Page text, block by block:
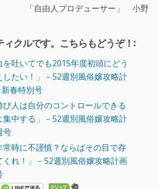
ロデューサー」 小野
ィクルです。こちらもどうぞ！:
を吐いてでも2015年度初頭にどう
したい！」－52週別風俗嬢攻略計
春特別号
び人は自分のコントロールできる
集中する」－52週別風俗嬢攻略計
号
常時に不謹慎？ならばその目で存
くれ！」－52週別風俗嬢攻略計画